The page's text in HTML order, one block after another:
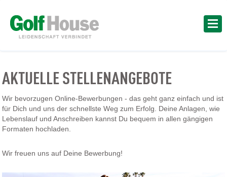
AKTUELLE STELLENANGEBOTE
Wir bevorzugen Online-Bewerbungen - das geht ganz einfach und ist
für Dich und uns der schnellste Weg zum Erfolg. Deine Anlagen, wie
Lebenslauf und Anschreiben kannst Du bequem in allen gängigen
Formaten hochladen.
Wir freuen uns auf Deine Bewerbung!